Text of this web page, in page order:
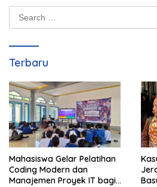
Search
for:
Terbaru
Mahasiswa Gelar Pelatihan
Coding Modern dan
Manajemen Proyek IT bagi